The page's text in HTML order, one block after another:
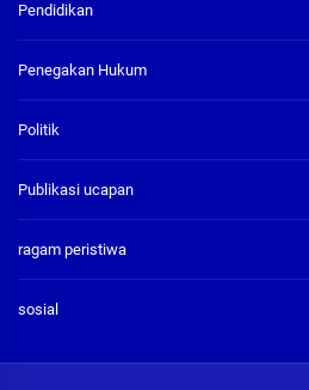
Pendidikan
Penegakan Hukum
Politik
Publikasi ucapan
ragam peristiwa
sosial